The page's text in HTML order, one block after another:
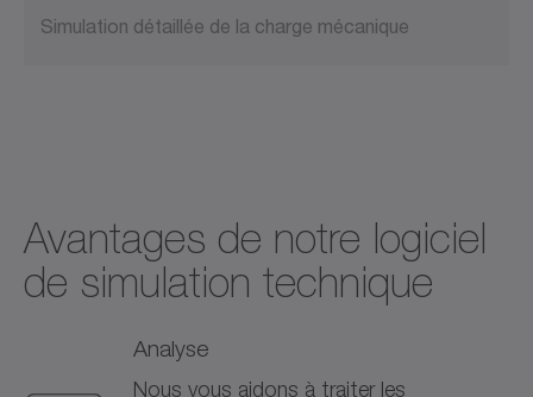
Simulation détaillée de la charge mécanique
Avantages de notre logiciel
de simulation technique
Analyse
Nous vous aidons à traiter les